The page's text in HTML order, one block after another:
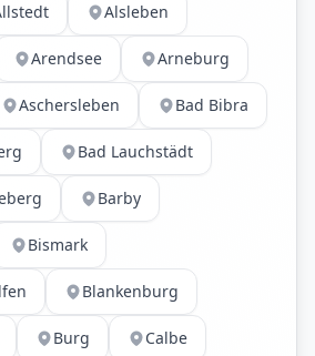
Alsleben
Arendsee Arneburg
Aschersleben Bad Bibra
Bad Lauchstädt
Barby
Bismark
Blankenburg
Burg Calbe